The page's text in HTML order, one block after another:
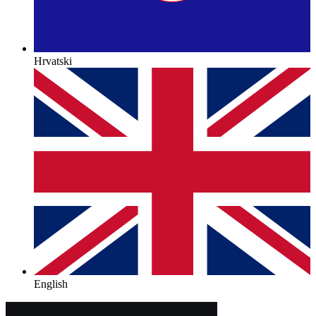
Hrvatski
English